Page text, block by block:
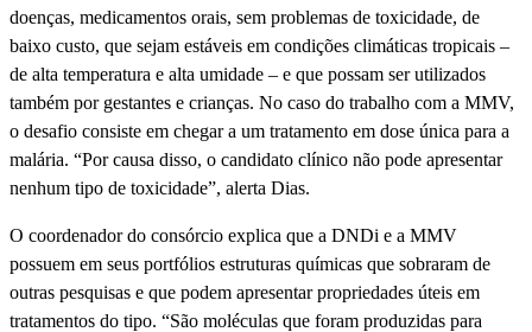
doenças, medicamentos orais, sem problemas de toxicidade, de
baixo custo, que sejam estáveis em condições climáticas tropicais –
de alta temperatura e alta umidade – e que possam ser utilizados
também por gestantes e crianças. No caso do trabalho com a MMV,
o desafio consiste em chegar a um tratamento em dose única para a
malária. “Por causa disso, o candidato clínico não pode apresentar
nenhum tipo de toxicidade”, alerta Dias.
O coordenador do consórcio explica que a DNDi e a MMV
possuem em seus portfólios estruturas químicas que sobraram de
outras pesquisas e que podem apresentar propriedades úteis em
tratamentos do tipo. “São moléculas que foram produzidas para